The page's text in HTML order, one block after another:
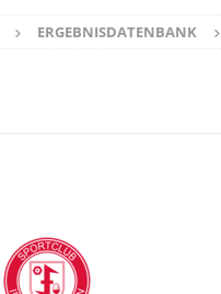
ERGEBNISDATENBANK